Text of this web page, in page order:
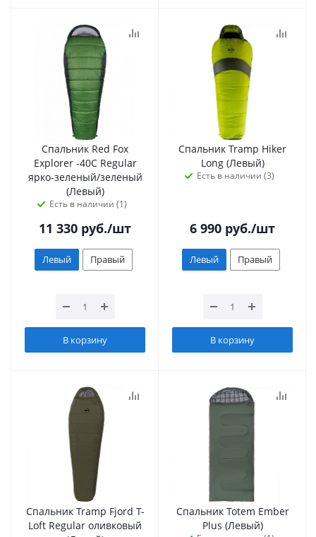
Спальник Red Fox
Explorer -40C Regular
ярко-зеленый/зеленый
(Левый)
Есть в наличии (1)
11 330 руб./шт
Левый Правый
В корзину
Спальник Tramp Hiker
Long (Левый)
Есть в наличии (3)
6 990 руб./шт
Левый Правый
В корзину
Спальник Tramp Fjord T-
Loft Regular оливковый
Спальник Totem Ember
Plus (Левый)